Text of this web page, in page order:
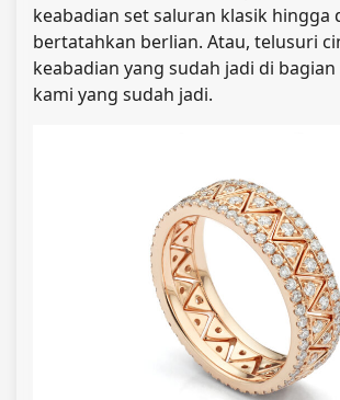
keabadian set saluran klasik hingga
bertatahkan berlian. Atau, telusuri
keabadian yang sudah jadi di
kami yang sudah jadi.